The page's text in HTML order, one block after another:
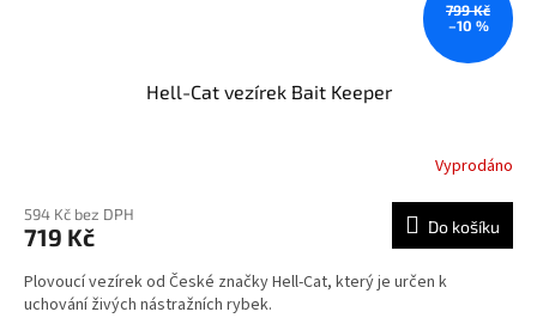
799 Kč
–10 %
Hell-Cat vezírek Bait Keeper
Vyprodáno
594 Kč bez DPH
719 Kč Do košíku
Plovoucí vezírek od České značky Hell-Cat, který je určen k
uchování živých nástražních rybek.